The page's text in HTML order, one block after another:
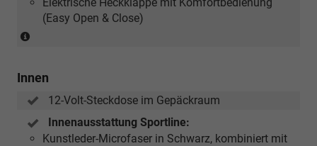
(Easy Open & Close)
Schlüssel
ist
für
die
Innen
12-Volt-Steckdose im Gepäckraum
Innenausstattung Sportline:
Kunstleder-Microfaser in Schwarz, kombiniert mit